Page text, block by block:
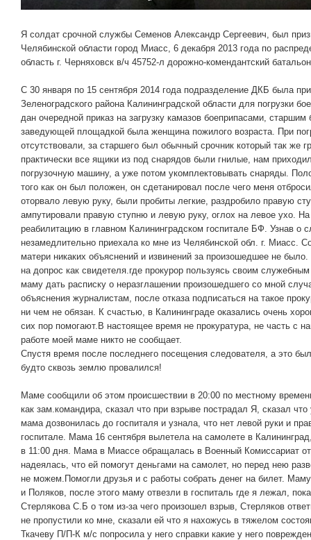
Я солдат срочной службы Семенов Александр Сергеевич, был
Челябинской области город Миасс, 6 декабря 2013 года по
область г. Черняховск в/ч 45752-л дорожно-комендантский
С 30 января по 15 сентября 2014 года подразделение ДКБ была
Зеленоградского района Калининградской области для погрузки
дан очередной приказ на загрузку камазов боеприпасами,
заведующей площадкой была женщина пожилого возраста. При
отсутствовали, за старшего был обычный срочник который так же
практически все ящики из под снарядов были гнилые, нам
погрузочную машину, а уже потом укомплектовывать снаряды.
того как он был положен, он сдетанировал после чего меня
оторвало левую руку, были пробиты легкие, раздробило правую
ампутировали правую ступню и левую руку, оглох на левое ухо.
реабилитацию в главном Калининградском госпитале БФ. Узнав о
незамедлительно приехала ко мне из Челябинской обл. г. Миасс.
матери никаких объяснений и извинений за произошедшее не
на допрос как свидетеля.где прокурор пользуясь своим
маму дать расписку о неразглашении произошедшего со мной
объяснения журналистам, после отказа подписаться на такое
ни чем не обязан. К счастью, в Калининграде оказались очень
сих пор помогают.В настоящее время не прокуратура, не часть с
работе моей маме никто не сообщает.
Спустя время после последнего посещения следователя, а это
будто сквозь землю провалился!
Маме сообщили об этом происшествии в 20:00 по местному
как зам.командира, сказал что при взрыве пострадал Я, сказал что
мама дозвонилась до госпиталя и узнала, что нет левой руки и
госпитале. Мама 16 сентября вылетела на самолете в
в 11:00 дня. Мама в Миассе обращалась в Военный Комиссариат
надеялась, что ей помогут деньгами на самолет, но перед нею
не можем.Помогли друзья и с работы собрать денег на билет.
и Поляков, после этого маму отвезли в госпиталь где я лежал,
Стерлякова С.Б о том из-за чего произошел взрыв, Стерляков
не пропустили ко мне, сказали ей что я нахожусь в тяжелом
Ткачеву П/П-К м/c попросила у него справки какие у него